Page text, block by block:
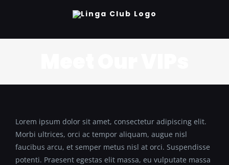
Lorem ipsum dolor sit amet, consectetur adipiscing elit.
Morbi ultrices, orci ac tempor aliquam, augue nisl
faucibus arcu, et semper metus nisl at orci. Suspendisse
potenti. Praesent egestas elit massa, eu vulputate massa